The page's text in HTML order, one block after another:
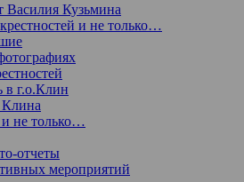
Василия Кузьмина
и не только…
в г.о.Клин
не только…
отчеты
мероприятий